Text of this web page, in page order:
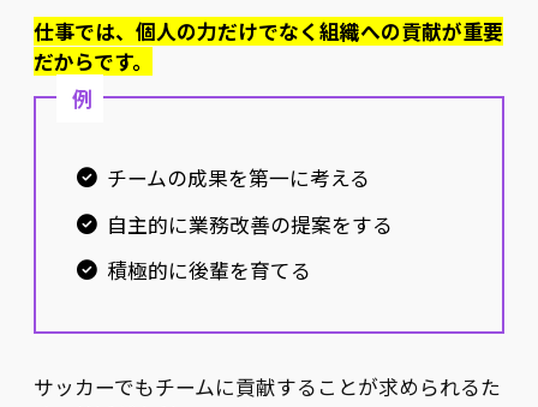
仕事では、個人の力だけでなく組織への貢献が重要
だからです。
例
チームの成果を第一に考える
自主的に業務改善の提案をする
積極的に後輩を育てる
サッカーでもチームに貢献することが求められるた